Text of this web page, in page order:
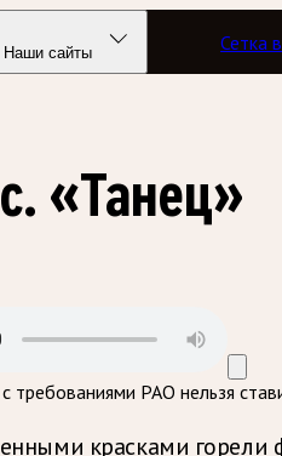
Наши сайты Сетка
музыки «Орфей» Подкасты
«Танец»
требованиями РАО нельзя
красками горели